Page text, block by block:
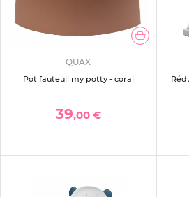
QUAX
Pot fauteuil my potty - coral
39,00 €